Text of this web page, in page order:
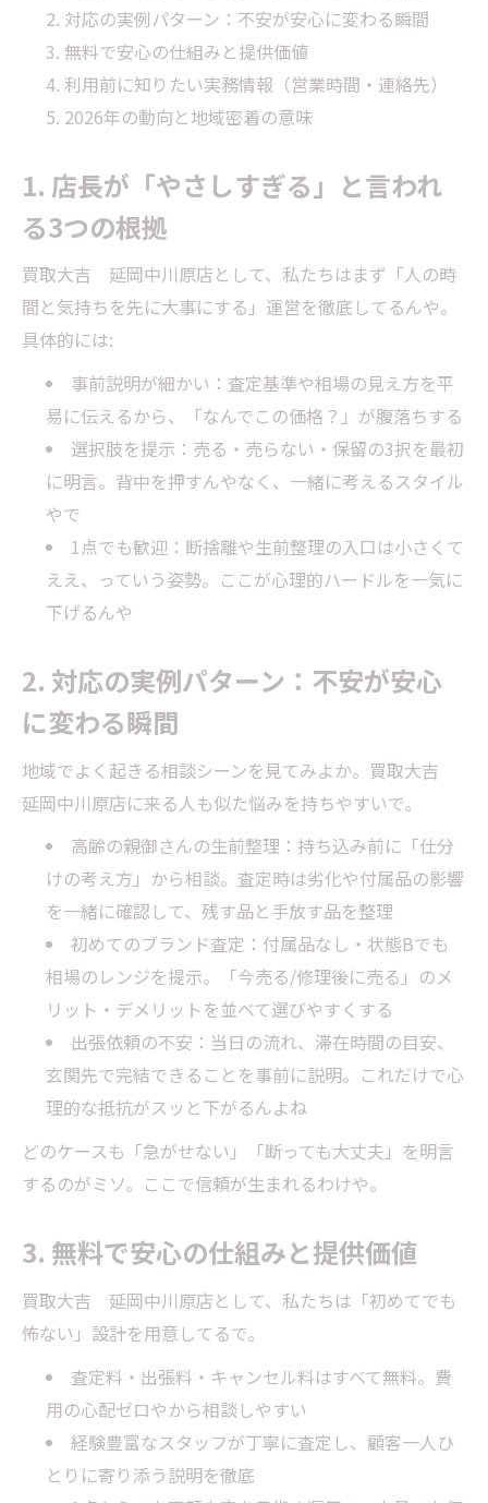
対応の実例パターン：不安が安心に変わる瞬間
無料で安心の仕組みと提供価値
利用前に知りたい実務情報（営業時間・連絡先）
2026年の動向と地域密着の意味
1. 店長が「やさしすぎる」と言われ
る3つの根拠
買取大吉 延岡中川原店として、私たちはまず「人の時
間と気持ちを先に大事にする」運営を徹底してるんや。
具体的には:
事前説明が細かい：査定基準や相場の見え方を平
易に伝えるから、「なんでこの価格？」が腹落ちする
選択肢を提示：売る・売らない・保留の3択を最初
に明言。背中を押すんやなく、一緒に考えるスタイル
やで
1点でも歓迎：断捨離や生前整理の入口は小さくて
ええ、っていう姿勢。ここが心理的ハードルを一気に
下げるんや
2. 対応の実例パターン：不安が安心
に変わる瞬間
地域でよく起きる相談シーンを見てみよか。買取大吉
延岡中川原店に来る人も似た悩みを持ちやすいで。
高齢の親御さんの生前整理：持ち込み前に「仕分
けの考え方」から相談。査定時は劣化や付属品の影響
を一緒に確認して、残す品と手放す品を整理
初めてのブランド査定：付属品なし・状態Bでも
相場のレンジを提示。「今売る/修理後に売る」のメ
リット・デメリットを並べて選びやすくする
出張依頼の不安：当日の流れ、滞在時間の目安、
玄関先で完結できることを事前に説明。これだけで心
理的な抵抗がスッと下がるんよね
どのケースも「急がせない」「断っても大丈夫」を明言
するのがミソ。ここで信頼が生まれるわけや。
3. 無料で安心の仕組みと提供価値
買取大吉 延岡中川原店として、私たちは「初めてでも
怖ない」設計を用意してるで。
査定料・出張料・キャンセル料はすべて無料。費
用の心配ゼロやから相談しやすい
経験豊富なスタッフが丁寧に査定し、顧客一人ひ
とりに寄り添う説明を徹底